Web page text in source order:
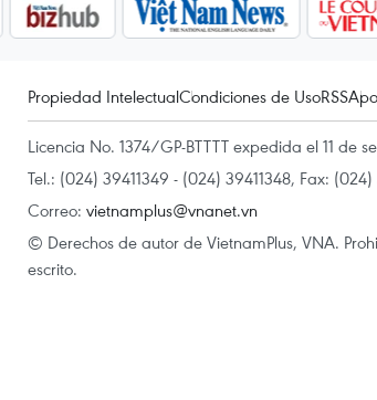
Propiedad IntelectualCondiciones de UsoRSS
Licencia No. 1374/GP-BTTTT expedida el 11
Tel.: (024) 39411349 - (024) 39411348, Fax: (024)
Correo: vietnamplus@vnanet.vn
© Derechos de autor de VietnamPlus, VNA.
escrito.